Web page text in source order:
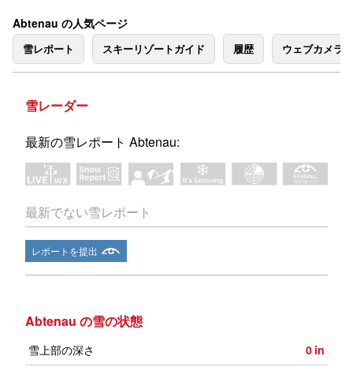
Abtenau の人気ページ
雪レポート スキーリゾートガイド 履歴 ウェブカメラ
雪レーダー
最新の雪レポート Abtenau:
最新でない雪レポート
レポートを提出
Abtenau の雪の状態
雪上部の深さ 0 in